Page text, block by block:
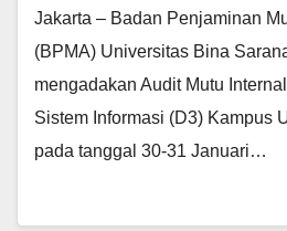
Jakarta – Badan Penjaminan
(BPMA) Universitas Bina
mengadakan Audit Mutu
Sistem Informasi (D3) Kampus
pada tanggal 30-31 Januari…